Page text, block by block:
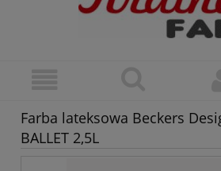
Farba lateksowa Beckers
BALLET 2,5L